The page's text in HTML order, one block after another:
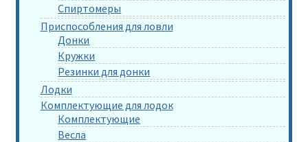
Спиртомеры
Приспособления для ловли
Донки
Кружки
Резинки для донки
Лодки
Комплектующие для лодок
Комплектующие
Весла